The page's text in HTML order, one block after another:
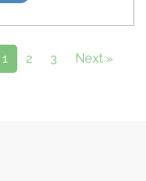
1 2 3 Next »